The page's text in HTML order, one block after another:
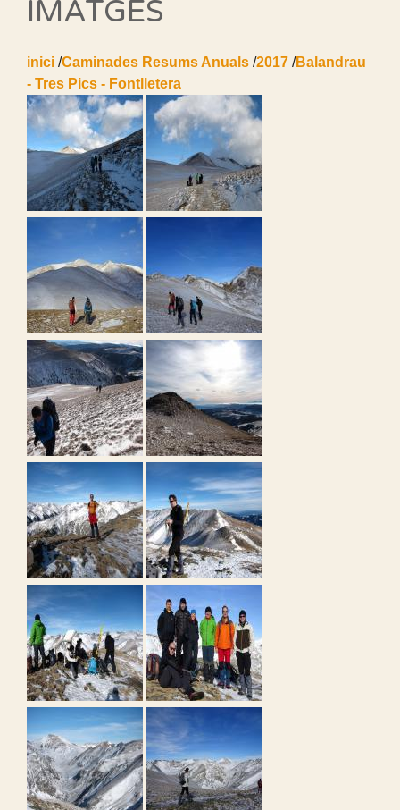
IMATGES
inici /Caminades Resums Anuals /2017 /Balandrau
- Tres Pics - Fontlletera